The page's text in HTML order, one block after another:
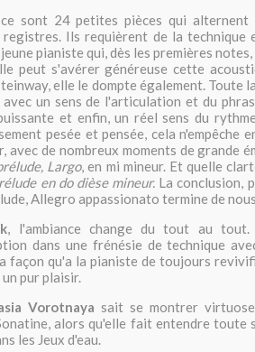
sont 24 petites pièces qui alternent
Ils requièrent de la technique
pianiste qui, dès les premières
peut s'avérer généreuse cette
elle le dompte également. Toute
un sens de l'articulation et du
et enfin, un réel sens du
pesée et pensée, cela n'empêche
avec de nombreux moments de grande
Largo, en mi mineur. Et quelle
en do dièse mineur. La conclusion,
Allegro appassionato termine de
, l'ambiance change du tout au
dans une frénésie de technique
façon qu'a la pianiste de toujours
pur plaisir.
Vorotnaya sait se montrer
alors qu'elle fait entendre toute
les Jeux d'eau.